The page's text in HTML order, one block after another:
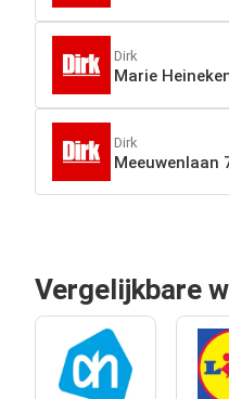
Dirk
Marie
Dirk
Meeuwenlaan
Vergelijkbare